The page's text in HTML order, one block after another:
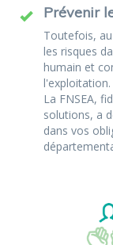
Prévenir
Toutefois,
les risques
humain et
l'exploitation.
La FNSEA,
solutions, a
dans vos